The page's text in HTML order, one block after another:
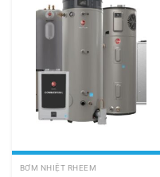
BƠM NHIỆT RHEEM